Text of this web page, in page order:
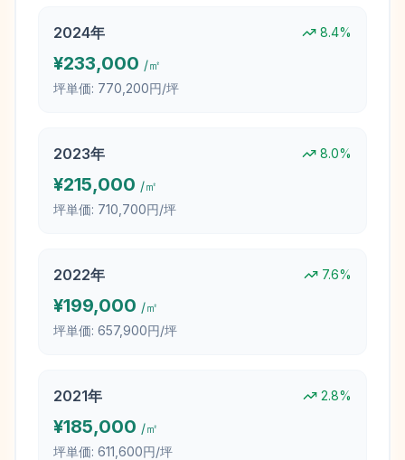
2024年 8.4%
¥233,000 /㎡
坪単価: 770,200円/坪
2023年 8.0%
¥215,000 /㎡
坪単価: 710,700円/坪
2022年 7.6%
¥199,000 /㎡
坪単価: 657,900円/坪
2021年 2.8%
¥185,000 /㎡
坪単価: 611,600円/坪